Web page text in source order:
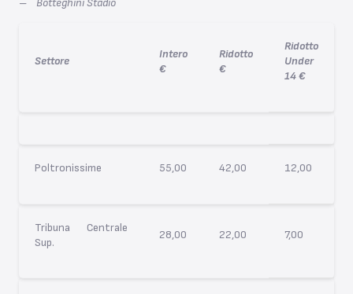
– Botteghini Stadio
Settore
Intero
€
Ridotto
€
Ridotto
Under
14 €
Poltronissime 55,00 42,00 12,00
Tribuna Centrale
Sup.
28,00 22,00 7,00